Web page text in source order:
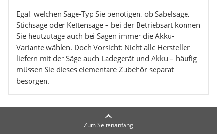
Egal, welchen Säge-Typ Sie benötigen, ob Säbelsäge,
Stichsäge oder Kettensäge – bei der Betriebsart können
Sie heutzutage auch bei Sägen immer die Akku-
Variante wählen. Doch Vorsicht: Nicht alle Hersteller
liefern mit der Säge auch Ladegerät und Akku – häufig
müssen Sie dieses elementare Zubehör separat
besorgen.
Zum Seitenanfang